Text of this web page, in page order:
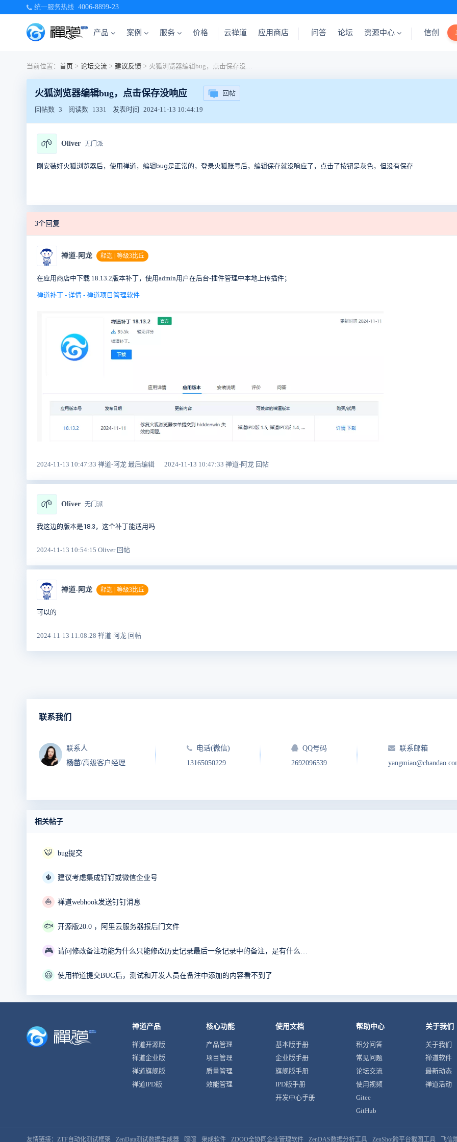
统一服务热线 4006-8899-23
产品 案例 服务 价格 云禅道 应用商店 问答 论坛 资源中心 信创
当前位置： 首页 > 论坛交流 > 建议反馈 > 火狐浏览器编辑bug，点击保存没响应
火狐浏览器编辑bug，点击保存没响应 回帖
回帖数 3 阅读数 1331 发表时间 2024-11-13 10:44:19
🌱 Oliver 无门派
刚安装好火狐浏览器后，使用禅道，编辑bug是正常的，登录火狐账号后，编辑保存就没响应了，点击了按钮是灰色，但没有保存
3个回复
禅道-阿龙 释迦 | 等级3比丘
在应用商店中下载 18.13.2版本补丁，使用admin用户在后台-插件管理中本地上传插件；
禅道补丁 - 详情 - 禅道项目管理软件
2024-11-13 10:47:33 禅道-阿龙 最后编辑 2024-11-13 10:47:33 禅道-阿龙 回帖
🌱 Oliver 无门派
我这边的版本是18.3，这个补丁能适用吗
2024-11-13 10:54:15 Oliver 回帖
禅道-阿龙 释迦 | 等级3比丘
可以的
2024-11-13 11:08:28 禅道-阿龙 回帖
联系我们
联系人
杨苗/高级客户经理
电话(微信)
13165050229
QQ号码
2692096539
联系邮箱
相关帖子
🐯 bug提交
🌵 建议考虑集成钉钉或微信企业号
⛵ 禅道webhook发送钉钉消息
🐟 开源版20.0 ，阿里云服务器报后门文件
🎮
😆 使用禅道提交BUG后，测试和开发人员在备注中添加的内容看不到了
禅道产品
禅道开源版
禅道企业版
禅道旗舰版
禅道IPD版
核心功能
产品管理
项目管理
质量管理
效能管理
使用文档
基本版手册
企业版手册
旗舰版手册
IPD版手册
开发中心手册
帮助中心
积分问答
常见问题
论坛交流
使用视频
Gitee
GitHub
关于我们
关于我们
禅道软件
最新动态
禅道活动
友情链接： ZTF自动化测试框架 ZenData测试数据生成器 喧喧 渠成软件 ZDOO全协同企业管理软件 ZenDAS数据分析工具 ZenShot跨平台截图工具 飞信